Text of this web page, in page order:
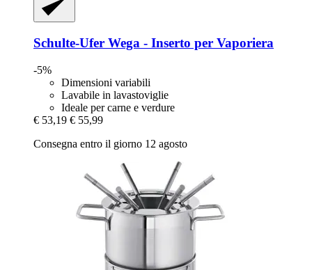
Schulte-Ufer Wega -​ Inserto per Vaporiera
-5%
Dimensioni variabili
Lavabile in lavastoviglie
Ideale per carne e verdure
€ 53,19 € 55,99
Consegna entro il giorno 12 agosto